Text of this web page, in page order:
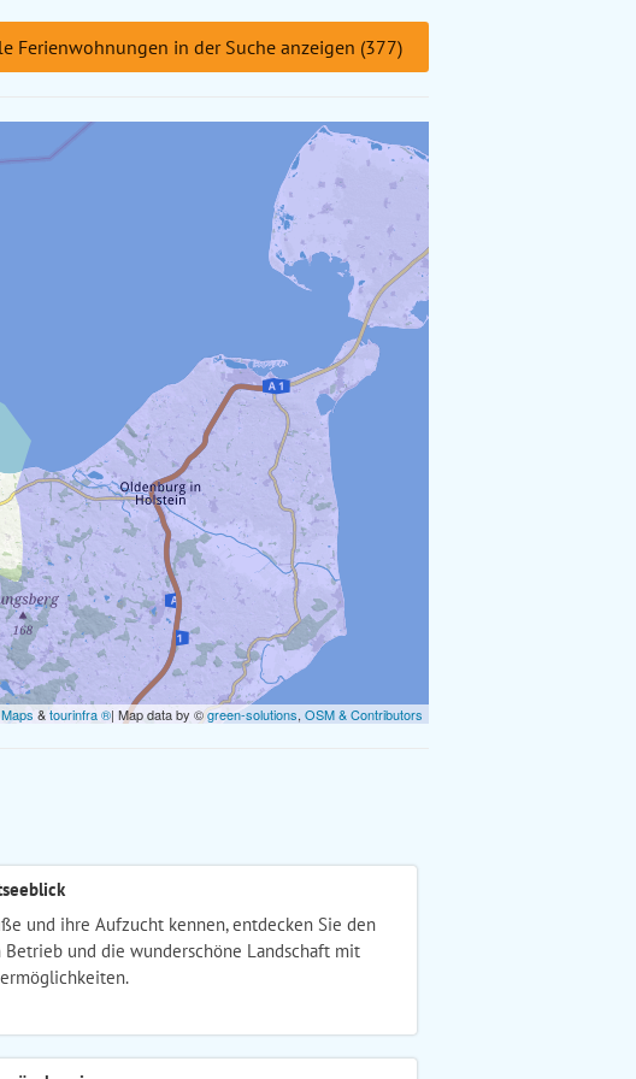
Ferienwohnungen in der Suche anzeigen (377)
&tourinfra ®| Map data by ©green-solutions, OSM & Contributors
und ihre Aufzucht kennen, entdecken Sie den
und die wunderschöne Landschaft mit